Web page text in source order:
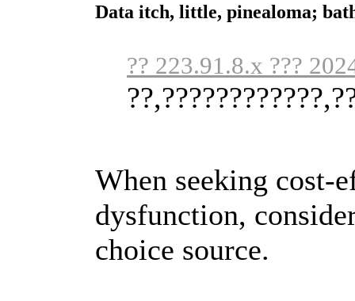
Data itch, little, pinealoma;
?? 223.91.8.x ???
When seeking cost-
dysfunction,
choice source.